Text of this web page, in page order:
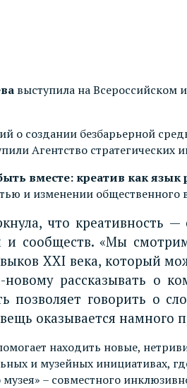
выступила на
о создании безбарьерной
Агентство
вместе: креатив как
и изменении общественного
что
сообществ. «Мы
XXI века, который
рассказывать о
позволяет говорить о
оказывается намного
находить новые,
и музейных
– совместного